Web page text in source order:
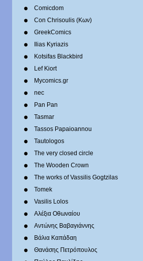
Comicdom
Con Chrisoulis (Κων)
GreekComics
Ilias Kyriazis
Kotsifas Blackbird
Lef Kiort
Mycomics.gr
nec
Pan Pan
Tasmar
Tassos Papaioannou
Tautologos
The very closed circle
The Wooden Crown
The works of Vassilis Gogtzilas
Tomek
Vasilis Lolos
Αλέξια Οθωναίου
Αντώνης Βαβαγιάννης
Βάλια Καπάδαη
Θανάσης Πετρόπουλος